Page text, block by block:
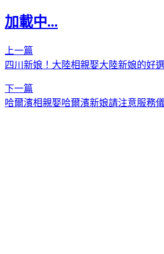
加載中...
上一篇
四川新娘！大陸相親娶大陸新娘的好選
下一篇
哈爾濱相親娶哈爾濱新娘請注意服務